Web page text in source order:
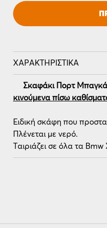
ΧΑΡΑΚΤΗΡΙΣΤΙΚΆ
Σκαφάκι Πορτ
κινούμενα πίσω
Ειδική σκάφη που
Πλένεται με νερό.
Ταιριάζει σε όλα τα